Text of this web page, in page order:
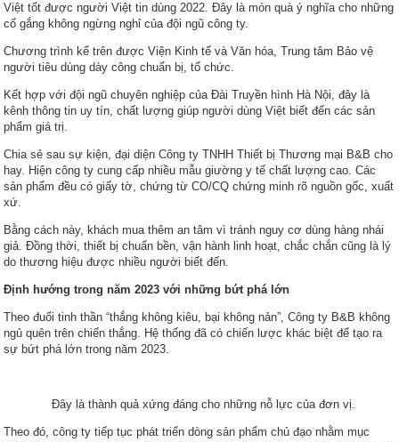
Việt tốt được người Việt tin dùng 2022. Đây là món quà ý nghĩa cho những
cố gắng không ngừng nghỉ của đội ngũ công ty.
Chương trình kể trên được Viện Kinh tế và Văn hóa, Trung tâm Bảo vệ
người tiêu dùng dày công chuẩn bị, tổ chức.
Kết hợp với đội ngũ chuyên nghiệp của Đài Truyền hình Hà Nội, đây là
kênh thông tin uy tín, chất lượng giúp người dùng Việt biết đến các sản
phẩm giá trị.
Chia sẻ sau sự kiện, đại diện Công ty TNHH Thiết bị Thương mại B&B cho
hay. Hiện công ty cung cấp nhiều mẫu giường y tế chất lượng cao. Các
sản phẩm đều có giấy tờ, chứng từ CO/CQ chứng minh rõ nguồn gốc, xuất
xứ.
Bằng cách này, khách mua thêm an tâm vì tránh nguy cơ dùng hàng nhái
giả. Đồng thời, thiết bị chuẩn bền, vận hành linh hoạt, chắc chắn cũng là lý
do thương hiệu được nhiều người biết đến.
Định hướng trong năm 2023 với những bứt phá lớn
Theo đuổi tinh thần “thắng không kiêu, bại không nản”, Công ty B&B không
ngủ quên trên chiến thắng. Hệ thống đã có chiến lược khác biệt để tạo ra
sự bứt phá lớn trong năm 2023.
Đây là thành quả xứng đáng cho những nỗ lực của đơn vị.
Theo đó, công ty tiếp tục phát triển dòng sản phẩm chủ đạo nhằm mục